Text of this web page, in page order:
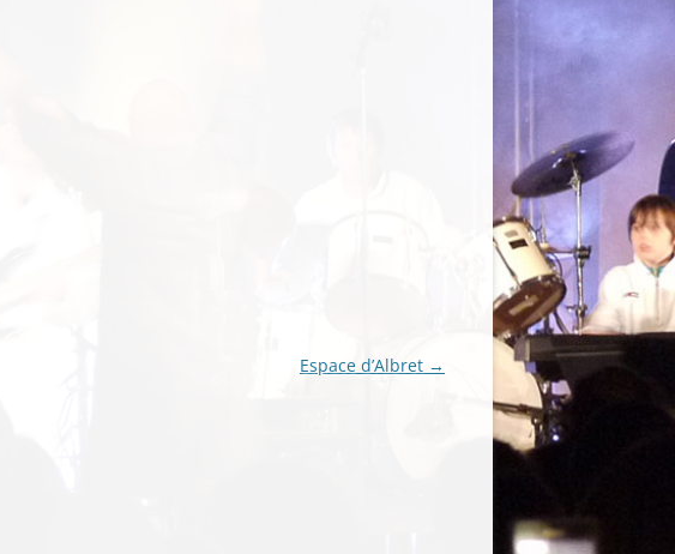
Espace d’Albret →